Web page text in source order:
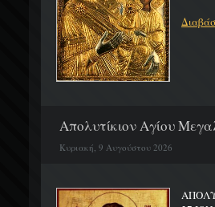
Απολυτίκιον Αγίου
Κυριακή, 9 Αυγούστου 2026